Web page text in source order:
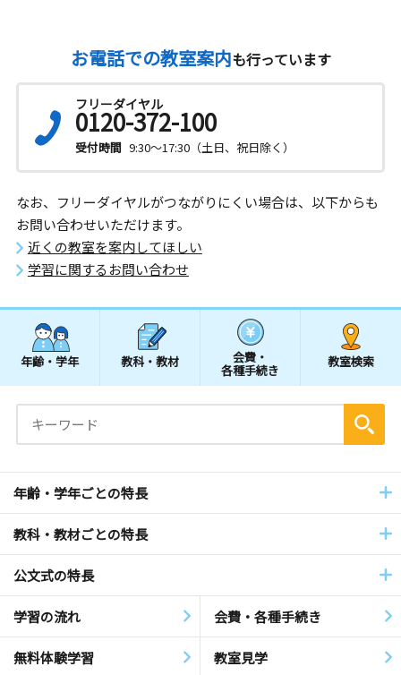
お電話での教室案内も行っています
フリーダイヤル
0120-372-100
受付時間 9:30～17:30（土日、祝日除く）
なお、フリーダイヤルがつながりにくい場合は、以下からも
お問い合わせいただけます。
近くの教室を案内してほしい
学習に関するお問い合わせ
年齢・学年 教科・教材 会費・
各種手続き
教室検索
年齢・学年ごとの特長
教科・教材ごとの特長
公文式の特長
学習の流れ 会費・各種手続き
無料体験学習 教室見学